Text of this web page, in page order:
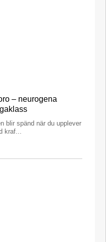
– neurogena
blir spänd när du upplever
kraf...